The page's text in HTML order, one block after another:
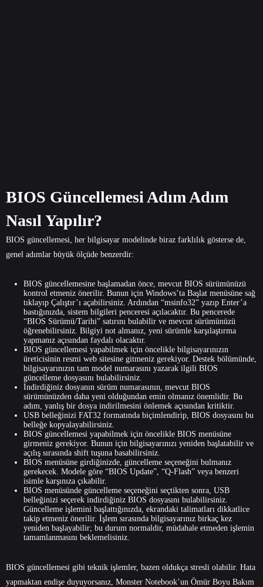
BIOS Güncellemesi Adım Adım
Nasıl Yapılır?
BIOS güncellemesi, her bilgisayar modelinde biraz farklılık gösterse de,
genel adımlar büyük ölçüde benzerdir:
BIOS güncellemesine başlamadan önce, mevcut BIOS sürümünüzü
kontrol etmeniz önerilir. Bunun için Windows’ta Başlat menüsüne sağ
tıklayıp Çalıştır’ı açabilirsiniz. Ardından “msinfo32” yazıp Enter’a
bastığınızda, sistem bilgileri penceresi açılacaktır. Bu pencerede
“BIOS Sürümü/Tarihi” satırını bulabilir ve mevcut sürümünüzü
öğrenebilirsiniz. Bilgiyi not almanız, yeni sürümle karşılaştırma
yapmanız açısından faydalı olacaktır.
BIOS güncellemesi yapabilmek için öncelikle bilgisayarınızın
üreticisinin resmi web sitesine gitmeniz gerekiyor. Destek bölümünde,
bilgisayarınızın tam model numarasını yazarak ilgili BIOS
güncelleme dosyasını bulabilirsiniz.
İndirdiğiniz dosyanın sürüm numarasının, mevcut BIOS
sürümünüzden daha yeni olduğundan emin olmanız önemlidir. Bu
adım, yanlış bir dosya indirilmesini önlemek açısından kritiktir.
USB belleğinizi FAT32 formatında biçimlendirip, BIOS dosyasını bu
belleğe kopyalayabilirsiniz.
BIOS güncellemesi yapabilmek için öncelikle BIOS menüsüne
girmeniz gerekiyor. Bunun için bilgisayarınızı yeniden başlatabilir ve
açılış sırasında shift tuşuna basabilirsiniz.
BIOS menüsüne girdiğinizde, güncelleme seçeneğini bulmanız
gerekecek. Modele göre “BIOS Update”, “Q-Flash” veya benzeri
isimle karşınıza çıkabilir.
BIOS menüsünde güncelleme seçeneğini seçtikten sonra, USB
belleğinizi seçerek indirdiğiniz BIOS dosyasını bulabilirsiniz.
Güncelleme işlemini başlattığınızda, ekrandaki talimatları dikkatlice
takip etmeniz önerilir. İşlem sırasında bilgisayarınız birkaç kez
yeniden başlayabilir; bu durum normaldir, müdahale etmeden işlemin
tamamlanmasını beklemelisiniz.
BIOS güncellemesi gibi teknik işlemler, bazen oldukça stresli olabilir. Hata
yapmaktan endişe duyuyorsanız, Monster Notebook’un Ömür Boyu Bakım